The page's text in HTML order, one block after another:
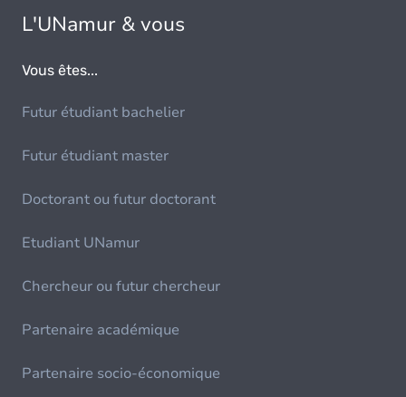
L'UNamur & vous
Vous êtes...
Futur étudiant bachelier
Futur étudiant master
Doctorant ou futur doctorant
Etudiant UNamur
Chercheur ou futur chercheur
Partenaire académique
Partenaire socio-économique